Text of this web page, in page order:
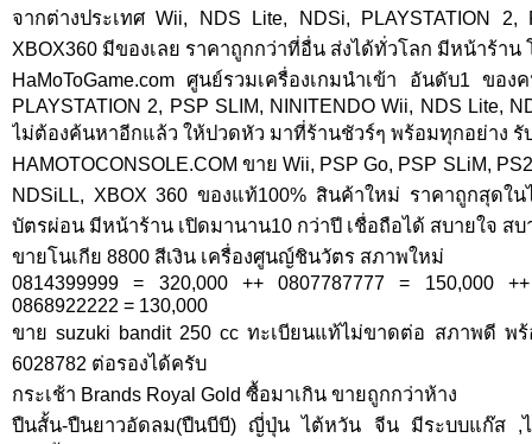
จากต่างประเทศ Wii, NDS Lite, NDSi, PLAYSTATION 2,
XBOX360 มีของเลย ราคาถูกกว่าที่อื่น ส่งได้ทั่วโลก มีหน้าร้าน
HaMoToGame.com ศูนย์รวมเครื่องเกมนำเข้า อันดับ1 ขอ
PLAYSTATION 2, PSP SLIM, NINITENDO Wii, NDS Lite,
ไม่ต้องค้นหาอีกแล้ว ให้ปวดหัว มาที่ร้านชัวร์ๆ พร้อมทุกอย่าง รั
HAMOTOCONSOLE.COM ขาย Wii, PSP Go, PSP SLiM,
NDSiLL, XBOX 360 ของแท้100% สินค้าใหม่ ราคาถูกสุดใ
บัตรผ่อน มีหน้าร้าน เปิดมานาน10 กว่าปี เชื่อถือได้ สบายใจ สบ
ขายโนเกีย 8800 สีเงิน เครื่องศูนญ์ชินวัตร สภาพใหม่
0814399999 = 320,000 ++ 0807787777 = 150,000
0868922222 = 130,000
ขาย suzuki bandit 250 cc ทะเบียนแท้ไม่ขาดต่อ สภาพดี พ
6028782 ต่อรองได้ครับ
กระเช้า Brands Royal Gold ซื้อมาเกิน ขายถูกกว่าห้าง
ปืนสั้น-ปืนยาวอัดลม(ปืนบีบี) ญี่ปุ่น ไต้หวัน จีน มีระบบแก๊ส ,ไ